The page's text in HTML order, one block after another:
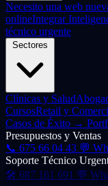
Necesito una web
onlineIntegrar
técnico urgente
Sectores
Clínicas y Salud
CursosRetail y
Casos de Éxito →
Presupuestos y Ventas
📞 675 66 04 43 💬
Soporte Técnico
🛠️ 687 161 691 💬